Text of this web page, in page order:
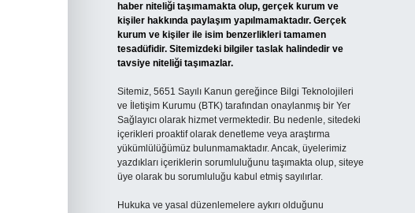
haber niteliği taşımamakta olup, gerçek kurum ve
kişiler hakkında paylaşım yapılmamaktadır. Gerçek
kurum ve kişiler ile isim benzerlikleri tamamen
tesadüfidir. Sitemizdeki bilgiler taslak halindedir ve
tavsiye niteliği taşımazlar.
Sitemiz, 5651 Sayılı Kanun gereğince Bilgi Teknolojileri
ve İletişim Kurumu (BTK) tarafından onaylanmış bir Yer
Sağlayıcı olarak hizmet vermektedir. Bu nedenle, sitedeki
içerikleri proaktif olarak denetleme veya araştırma
yükümlülüğümüz bulunmamaktadır. Ancak, üyelerimiz
yazdıkları içeriklerin sorumluluğunu taşımakta olup, siteye
üye olarak bu sorumluluğu kabul etmiş sayılırlar.
Hukuka ve yasal düzenlemelere aykırı olduğunu